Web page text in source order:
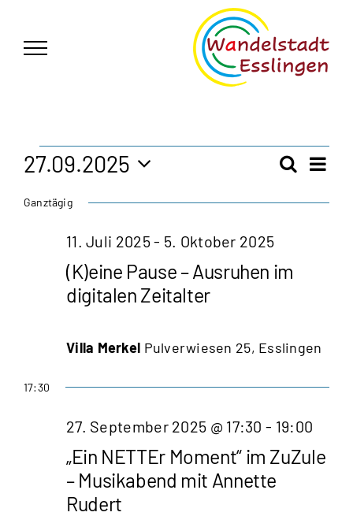
springen
Veranstaltungen
für
September
2025
und
Suche
Tag
27.09.2025
wählen.
Ganztägig
(K)eine Pause – Ausruhen im
digitalen Zeitalter
11. Juli 2025- 5. Oktober 2025
Villa Merkel Pulverwiesen 25, Esslingen
17:30
„Ein NETTEr Moment“ im ZuZule
– Musikabend mit Annette
Rudert
27. September 2025 @ 17:30 - 19:00